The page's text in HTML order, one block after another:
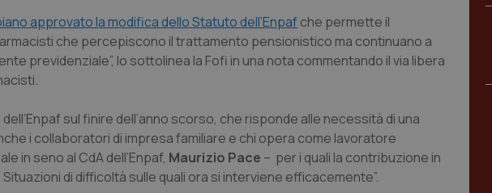
approvato la modifica dello Statuto dell’Enpafche permette il
che percepiscono il trattamento pensionistico ma continuano a
previdenziale”, lo sottolinea la Fofi in una nota commentando il via libera
sul finire dell’anno scorso, che risponde alle necessità di una
i collaboratori di impresa familiare e chi opera come lavoratore
in seno al CdA dell’Enpaf, Maurizio Pace – per i quali la contribuzione in
di difficoltà sulle quali ora si interviene efficacemente”.